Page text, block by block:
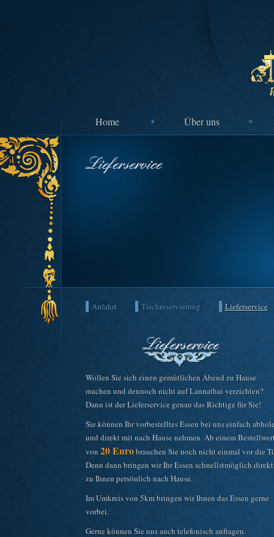
Home Über uns
Anfahrt Tischreservierung Lieferservice
Wollen Sie sich einen gemütlichen Abend zu Hause
machen und dennoch nicht auf Lannathai verzichten?
Dann ist der Lieferservice genau das Richtige für Sie!
Sie können Ihr vorbestelltes Essen bei uns einfach
und direkt mit nach Hause nehmen. Ab einem
von 20 Eurobrauchen Sie noch nicht einmal vor die
Denn dann bringen wir Ihr Essen schnellstmöglich direkt
zu Ihnen persönlich nach Hause.
Im Umkreis von 5km bringen wir Ihnen das Essen gerne
vorbei.
Gerne können Sie uns auch telefonisch anfragen.